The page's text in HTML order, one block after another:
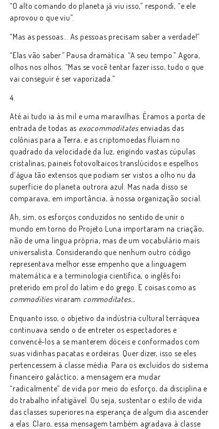
“O alto comando do planeta já viu isso,” respondi, “e ele
aprovou o que viu”.
“Mas as pessoas… As pessoas precisam saber a verdade!”
“Elas vão saber.” Pausa dramática. “A seu tempo.” Agora,
olhos nos olhos. “Mas se você tentar fazer isso, tudo o que
vai conseguir é ser vaporizada.”
4.
Até aí tudo ia às mil e uma maravilhas. Éramos a porta de
entrada de todas as exocommoditates enviadas das
colônias para a Terra, e as criptomoedas fluíam no
quadrado da velocidade da luz, erigindo vastas cúpulas
cristalinas, paineis fotovoltaicos translúcidos e espelhos
d’água tão extensos que podiam ser vistos a olho nu da
superfície do planeta outrora azul. Mas nada disso se
comparava, em importância, à nossa organização social.
Ah, sim, os esforços conduzidos no sentido de unir o
mundo em torno do Projeto Luna importaram na criação,
não de uma língua própria, mas de um vocabulário mais
universalista. Considerando que nenhum outro código
representava melhor esse empenho que a linguagem
matemática e a terminologia científica, o inglês foi
preterido em prol do latim e do grego. E coisas como as
commodities viraram commoditates…
Enquanto isso, o objetivo da indústria cultural terráquea
continuava sendo o de entreter os espectadores e
convencê-los a se manterem dóceis e conformados com
suas vidinhas pacatas e ordeiras. Quer dizer, isso se eles
pertencessem à classe média. Para os excluídos do sistema
financeiro galáctico, a mensagem era mudar
“radicalmente” de vida por meio do esforço, da disciplina e
do trabalho infatigável. Ou seja, sustentar o estilo de vida
das classes superiores na esperança de algum dia ascender
a elas. Claro, essa mensagem também agradava à classe